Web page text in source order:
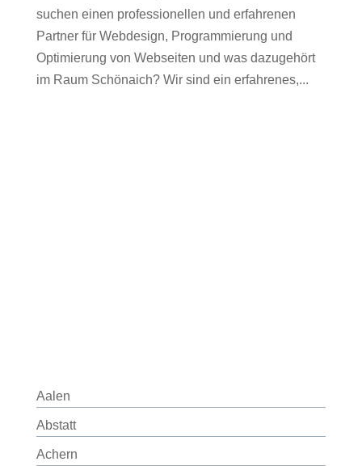
suchen einen professionellen und erfahrenen
Partner für Webdesign, Programmierung und
Optimierung von Webseiten und was dazugehört
im Raum Schönaich? Wir sind ein erfahrenes,...
Aalen
Abstatt
Achern